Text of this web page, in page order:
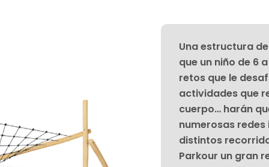
Una estructura
que un niño de 6
retos que le
actividades que
cuerpo… harán
numerosas
distintos
Parkour un gran